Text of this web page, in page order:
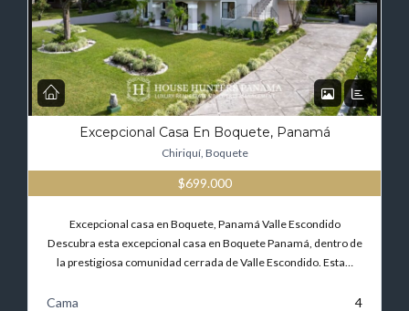
Excepcional Casa En Boquete, Panamá
Chiriquí, Boquete
$699.000
Excepcional casa en Boquete, Panamá Valle Escondido
Descubra esta excepcional casa en Boquete Panamá, dentro de
la prestigiosa comunidad cerrada de Valle Escondido. Esta…
Cama
4